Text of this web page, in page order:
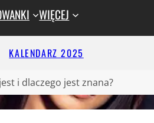
WIĘCEJ
KALENDARZ 2025
i dlaczego jest znana?